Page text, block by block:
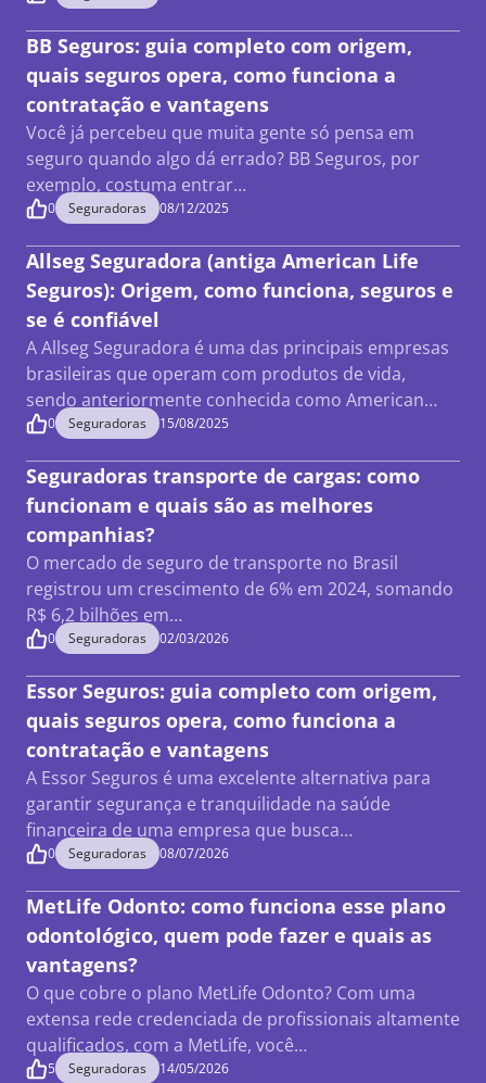
BB Seguros: guia completo com origem,
quais seguros opera, como funciona a
contratação e vantagens
Você já percebeu que muita gente só pensa em
seguro quando algo dá errado? BB Seguros, por
exemplo, costuma entrar…
0 Seguradoras 08/12/2025
Allseg Seguradora (antiga American Life
Seguros): Origem, como funciona, seguros e
se é confiável
A Allseg Seguradora é uma das principais empresas
brasileiras que operam com produtos de vida,
sendo anteriormente conhecida como American…
0 Seguradoras 15/08/2025
Seguradoras transporte de cargas: como
funcionam e quais são as melhores
companhias?
O mercado de seguro de transporte no Brasil
registrou um crescimento de 6% em 2024, somando
R$ 6,2 bilhões em…
0 Seguradoras 02/03/2026
Essor Seguros: guia completo com origem,
quais seguros opera, como funciona a
contratação e vantagens
A Essor Seguros é uma excelente alternativa para
garantir segurança e tranquilidade na saúde
financeira de uma empresa que busca…
0 Seguradoras 08/07/2026
MetLife Odonto: como funciona esse plano
odontológico, quem pode fazer e quais as
vantagens?
O que cobre o plano MetLife Odonto? Com uma
extensa rede credenciada de profissionais altamente
qualificados, com a MetLife, você…
5 Seguradoras 14/05/2026